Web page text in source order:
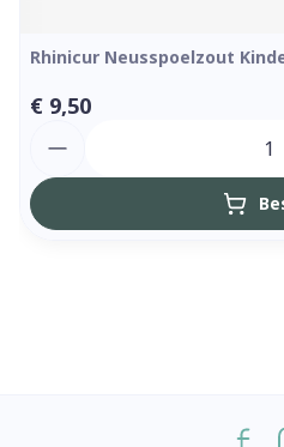
Rhinicur Neusspoelzout
€ 9,50